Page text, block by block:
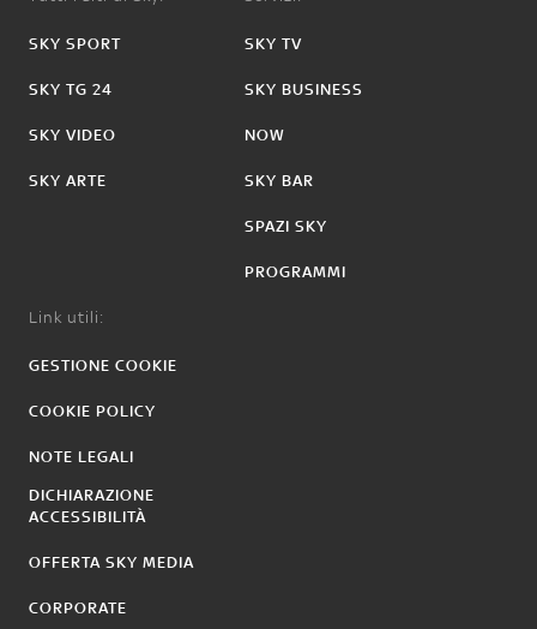
SKY SPORT
SKY TG 24
SKY VIDEO
SKY ARTE
SKY TV
SKY BUSINESS
NOW
SKY BAR
SPAZI SKY
PROGRAMMI
Link utili:
GESTIONE COOKIE
COOKIE POLICY
NOTE LEGALI
DICHIARAZIONE
ACCESSIBILITÀ
OFFERTA SKY MEDIA
CORPORATE